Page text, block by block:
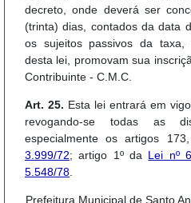
decreto, onde deverá ser
(trinta) dias, contados da data
os sujeitos passivos da taxa,
desta lei, promovam sua
Contribuinte - C.M.C.
Art. 25. Esta lei entrará em
revogando-se todas as
especialmente os artigos
3.999/72; artigo 1º da Lei nº
5.548/78
Prefeitura Municipal de Santo